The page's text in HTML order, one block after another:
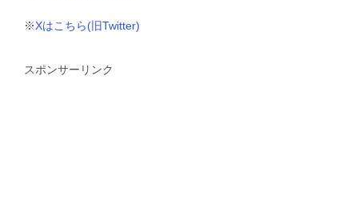
※Xはこちら(旧Twitter)
スポンサーリンク